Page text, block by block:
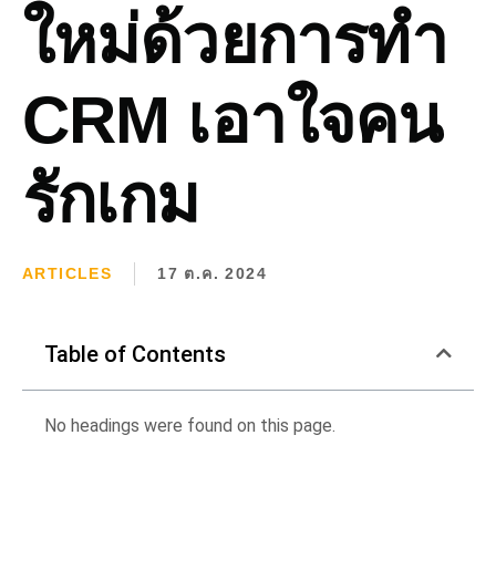
ใหม่ด้วยการทำ
CRM เอาใจคน
รักเกม
ARTICLES 17 ต.ค. 2024
Table of Contents
No headings were found on this page.